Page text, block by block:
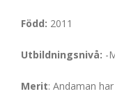
Född: 2011
Utbildningsnivå: -
Merit: Andaman